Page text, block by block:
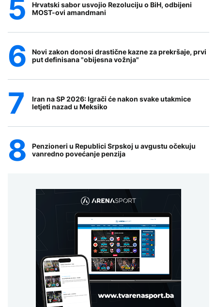
Hrvatski sabor usvojio Rezoluciju o BiH, odbijeni
MOST-ovi amandmani
Novi zakon donosi drastične kazne za prekršaje, prvi
put definisana "obijesna vožnja"
Iran na SP 2026: Igrači će nakon svake utakmice
letjeti nazad u Meksiko
Penzioneri u Republici Srpskoj u avgustu očekuju
vanredno povećanje penzija